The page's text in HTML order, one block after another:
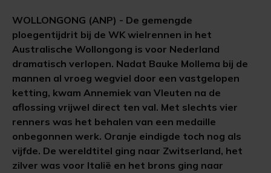
WOLLONGONG (ANP) - De gemengde
ploegentijdrit bij de WK wielrennen in het
Australische Wollongong is voor Nederland
dramatisch verlopen. Nadat Bauke Mollema bij de
mannen al vroeg wegviel door een vastgelopen
ketting, kwam Annemiek van Vleuten na de
aflossing vrijwel direct ten val. Met slechts vier
renners was het behalen van een medaille
onbegonnen werk. Oranje eindigde toch nog als
vijfde. De wereldtitel ging naar Zwitserland, het
zilver was voor Italië en het brons ging naar